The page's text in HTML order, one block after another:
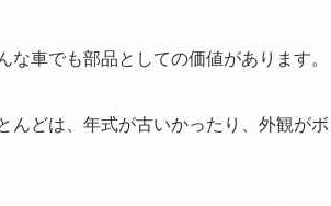
車でも部品としての価値があります。
んどは、年式が古いかったり、外観が